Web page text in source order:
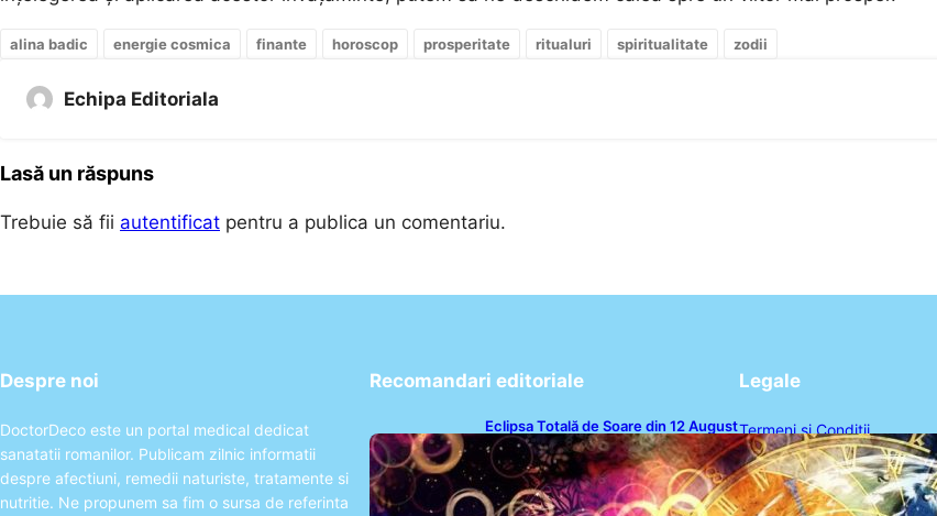
alina badic energie cosmica finante horoscop prosperitate ritualuri spiritualitate zodii
Echipa Editoriala
Lasă un răspuns
Trebuie să fii autentificat pentru a publica un comentariu.
Despre noi
DoctorDeco este un portal medical dedicat
sanatatii romanilor. Publicam zilnic informatii
despre afectiuni, remedii naturiste, tratamente si
nutritie. Ne propunem sa fim o sursa de referinta
Recomandari editoriale
Eclipsa Totală de Soare din 12 August
2026: O Analiză a Impactului asupra
Trei Zodii și a Ciclului de 18 Ani
Legale
Termeni și Condiții
Politica de Confidențialitate
Politica de Cookies